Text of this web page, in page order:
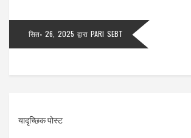
सित॰ 26, 2025 द्वारा PARI SEBT
यादृच्छिक पोस्ट